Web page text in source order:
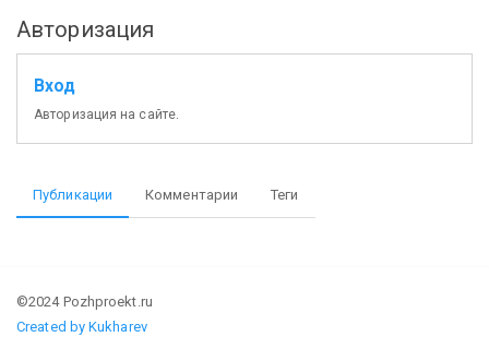
Авторизация
Вход
Авторизация на сайте.
Публикации Комментарии Теги
©2024 Pozhproekt.ru
Created by Kukharev